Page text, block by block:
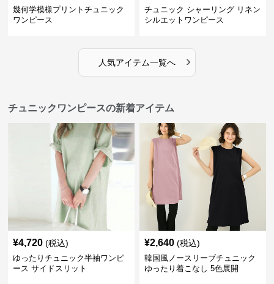
幾何学模様プリントチュニック
ワンピース
チュニック シャーリング リネン
シルエットワンピース
人気アイテム一覧へ ›
チュニックワンピースの新着アイテム
¥4,720 (税込)
ゆったりチュニック半袖ワンピ
ース サイドスリット
¥2,640 (税込)
韓国風ノースリーブチュニック
ゆったり着こなし 5色展開